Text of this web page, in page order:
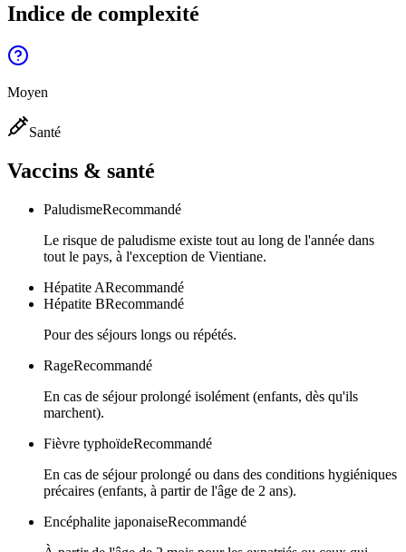
Indice de complexité
Moyen
Santé
Vaccins & santé
PaludismeRecommandé
Le risque de paludisme existe tout au long de l'année dans
tout le pays, à l'exception de Vientiane.
Hépatite ARecommandé
Hépatite BRecommandé
Pour des séjours longs ou répétés.
RageRecommandé
En cas de séjour prolongé isolément (enfants, dès qu'ils
marchent).
Fièvre typhoïdeRecommandé
En cas de séjour prolongé ou dans des conditions hygiéniques
précaires (enfants, à partir de l'âge de 2 ans).
Encéphalite japonaiseRecommandé